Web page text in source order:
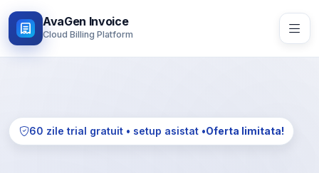
AvaGen Invoice
Cloud Billing Platform
60 zile trial gratuit • setup asistat •Oferta limitata!